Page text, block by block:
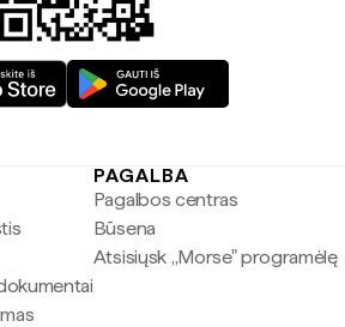
PAGALBA
Pagalbos centras
Būsena
Atsisiųsk „Morse" programėlę